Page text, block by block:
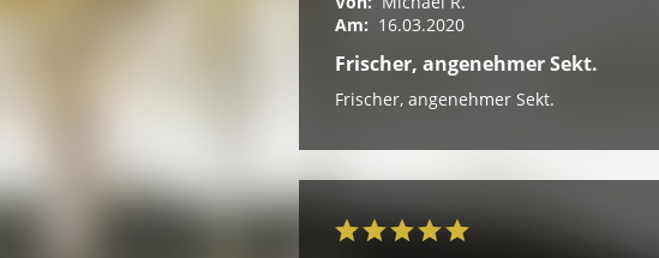
Am: 16.03.2020
Frischer, angenehmer Sekt.
Frischer, angenehmer Sekt.